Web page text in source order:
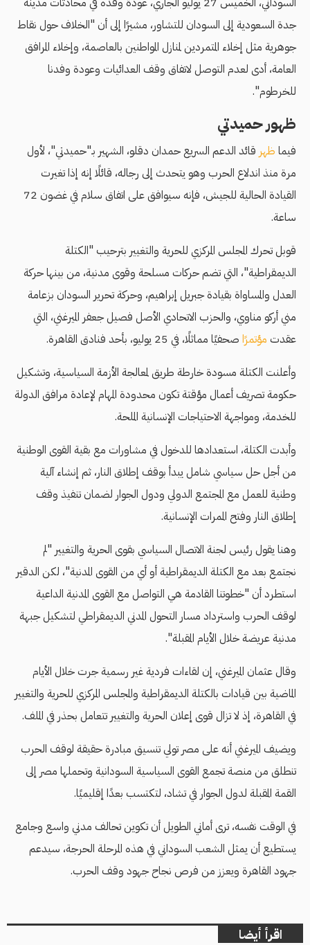
جدة السعودية إلى السودان للتشاور، مشيرًا إلى أن "الخلاف حول نقاط
جوهرية مثل إخلاء المتمردين لمنازل المواطنين بالعاصمة، وإخلاء المرافق
العامة، أدى لعدم التوصل لاتفاق وقف العدائيات وعودة وفدنا
للخرطوم".
ظهور حميدتي
فيما ظهر قائد الدعم السريع حمدان دقلو، الشهير بـ"حميدتي"، لأول
مرة منذ اندلاع الحرب وهو يتحدث إلى رجاله، قائلًا إنه إذا تغيرت
القيادة الحالية للجيش، فإنه سيوافق على اتفاق سلام في غضون 72
ساعة.
قوبل تحرك المجلس المركزي للحرية والتغيير بترحيب "الكتلة
الديمقراطية"، التي تضم حركات مسلحة وقوى مدنية، من بينها حركة
العدل والمساواة بقيادة جبريل إبراهيم، وحركة تحرير السودان بزعامة
مني أركو مناوي، والحزب الاتحادي الأصل فصيل جعفر الميرغني، التي
عقدت مؤتمرًا صحفيًا مماثلًا، في 25 يوليو، بأحد فنادق القاهرة.
وأعلنت الكتلة مسودة خارطة طريق لمعالجة الأزمة السياسية، وتشكيل
حكومة تصريف أعمال مؤقتة تكون محدودة المهام لإعادة مرافق الدولة
للخدمة، ومواجهة الاحتياجات الإنسانية الملحة.
وأبدت الكتلة، استعدادها للدخول في مشاورات مع بقية القوى الوطنية
من أجل حل سياسي شامل يبدأ بوقف إطلاق النار، ثم إنشاء آلية
وطنية للعمل مع المجتمع الدولي ودول الجوار لضمان تنفيذ وقف
إطلاق النار وفتح الممرات الإنسانية.
وهنا يقول رئيس لجنة الاتصال السياسي بقوى الحرية والتغيير "لم
نجتمع بعد مع الكتلة الديمقراطية أو أي من القوى المدنية"، لكن الدقير
استطرد أن "خطوتنا القادمة هي التواصل مع القوى المدنية الداعية
لوقف الحرب واسترداد مسار التحول المدني الديمقراطي لتشكيل جبهة
مدنية عريضة خلال الأيام المقبلة".
وقال عثمان الميرغني، إن لقاءات فردية غير رسمية جرت خلال الأيام
الماضية بين قيادات بالكتلة الديمقراطية والمجلس المركزي للحرية والتغيير
في القاهرة، إذ لا تزال قوى إعلان الحرية والتغيير تتعامل بحذر في الملف.
ويضيف الميرغني أنه على مصر تولي تنسيق مبادرة حقيقة لوقف الحرب
تنطلق من منصة تجمع القوى السياسية السودانية وتحملها مصر إلى
القمة المقبلة لدول الجوار في تشاد، لتكتسب بعدًا إقليميًا.
في الوقت نفسه، ترى أماني الطويل أن تكوين تحالف مدني واسع وجامع
يستطيع أن يمثل الشعب السوداني في هذه المرحلة الحرجة، سيدعم
جهود القاهرة ويعزز من فرص نجاح جهود وقف الحرب.
اقرأ أيضا